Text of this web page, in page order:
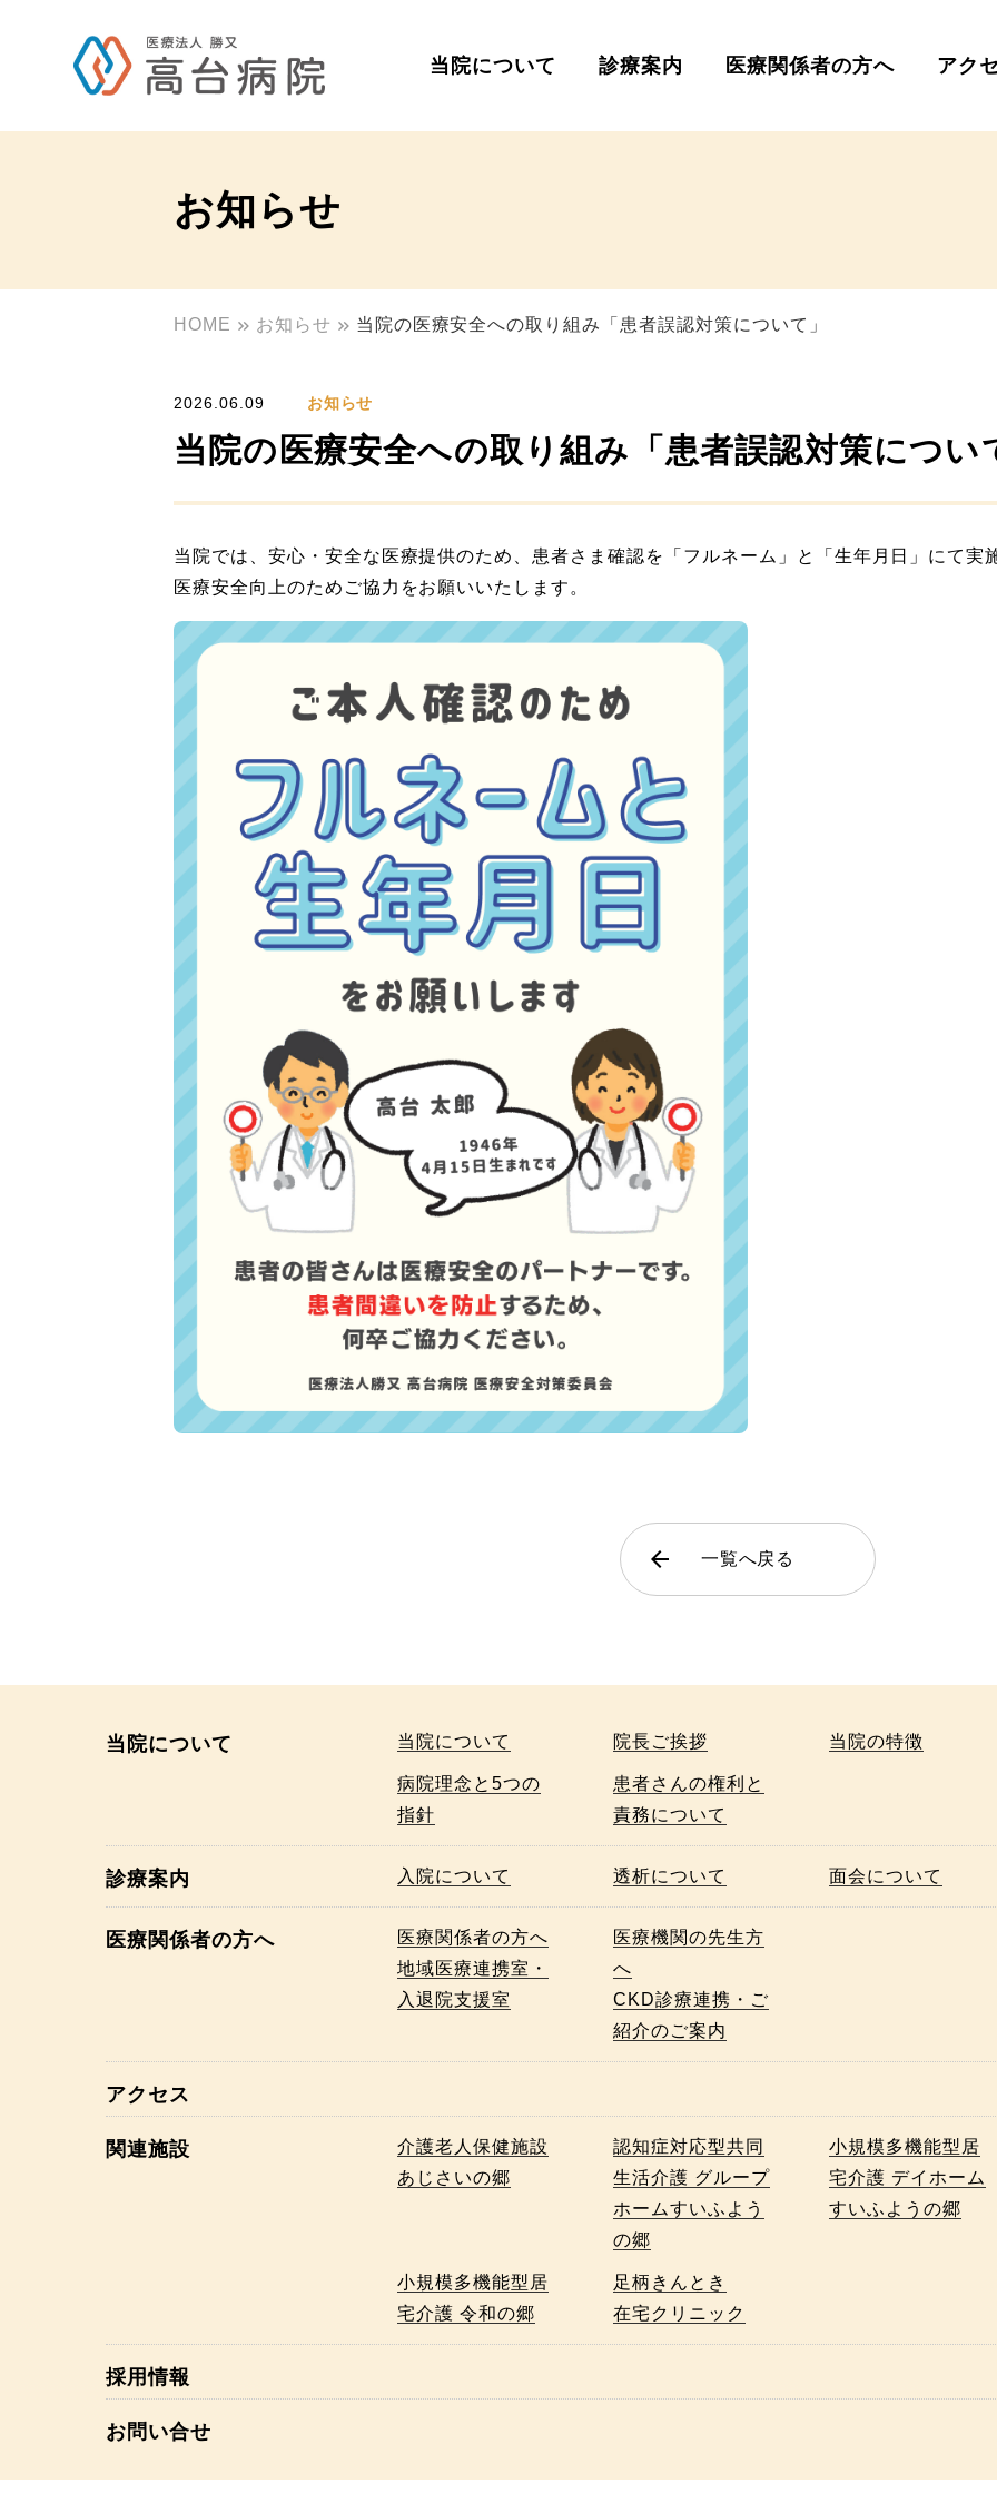
当院について 診療案内 医療関係者の方へ アク
お知らせ
HOME お知らせ 当院の医療安全への取り組み「患者誤認対策について」
2026.06.09 お知らせ
当院の医療安全への取り組み「患者誤認対策につい
当院では、安心・安全な医療提供のため、患者さま確認を「フルネーム」と「生年月日」にて実
医療安全向上のためご協力をお願いいたします。
arrow_back 一覧へ戻る
当院について 当院について 院長ご挨拶 当院の特徴
病院理念と5つの
指針
患者さんの権利と
責務について
診療案内 入院について 透析について 面会について
医療関係者の方へ
医療関係者の方へ
地域医療連携室・
入退院支援室
医療機関の先生方
へ
CKD診療連携・ご
紹介のご案内
アクセス
関連施設
介護老人保健施設
あじさいの郷
認知症対応型共同
生活介護 グループ
ホームすいふよう
の郷
小規模多機能型居
宅介護 デイホーム
すいふようの郷
小規模多機能型居
宅介護 令和の郷
足柄きんとき
在宅クリニック
採用情報
お問い合せ